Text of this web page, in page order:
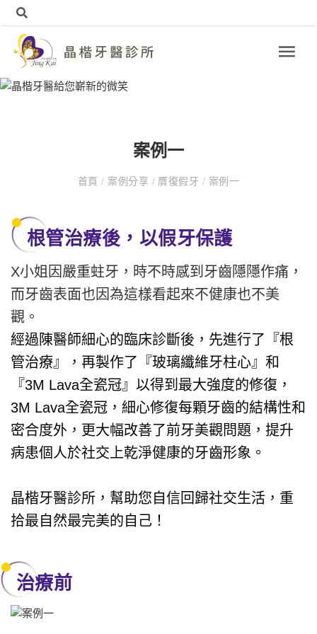
案例一
首頁/ 案例分享 / 贋復假牙 / 案例一
根管治療後，以假牙保護
X小姐因嚴重蛀牙，時不時感到牙齒隱隱作痛，
而牙齒表面也因為這樣看起來不健康也不美
觀。
經過陳醫師細心的臨床診斷後，先進行了『根
管治療』，再製作了『玻璃纖維牙柱心』和
『3M Lava全瓷冠』以得到最大強度的修復，
3M Lava全瓷冠，細心修復每顆牙齒的結構性和
密合度外，更大幅改善了前牙美觀問題，提升
病患個人於社交上乾淨健康的牙齒形象。
晶楷牙醫診所，幫助您自信回歸社交生活，重
拾最自然最完美的自己！
治療前